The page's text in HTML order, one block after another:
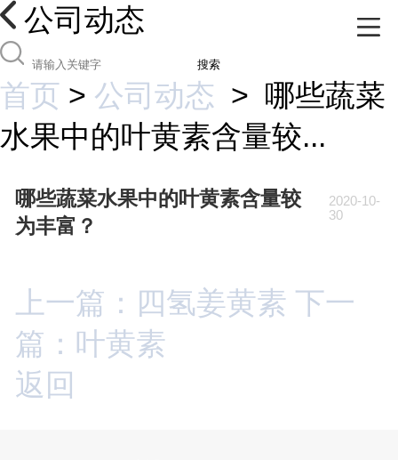
公司动态
搜索
首页 > 公司动态 > 哪些蔬菜
水果中的叶黄素含量较...
哪些蔬菜水果中的叶黄素含量较
为丰富？
2020-10-
30
上一篇：四氢姜黄素 下一
篇：叶黄素
返回